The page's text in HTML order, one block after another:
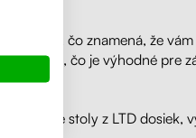
trvácnosť, čo znamená, že
čo je výhodné pre
písacie stoly z LTD dosiek,